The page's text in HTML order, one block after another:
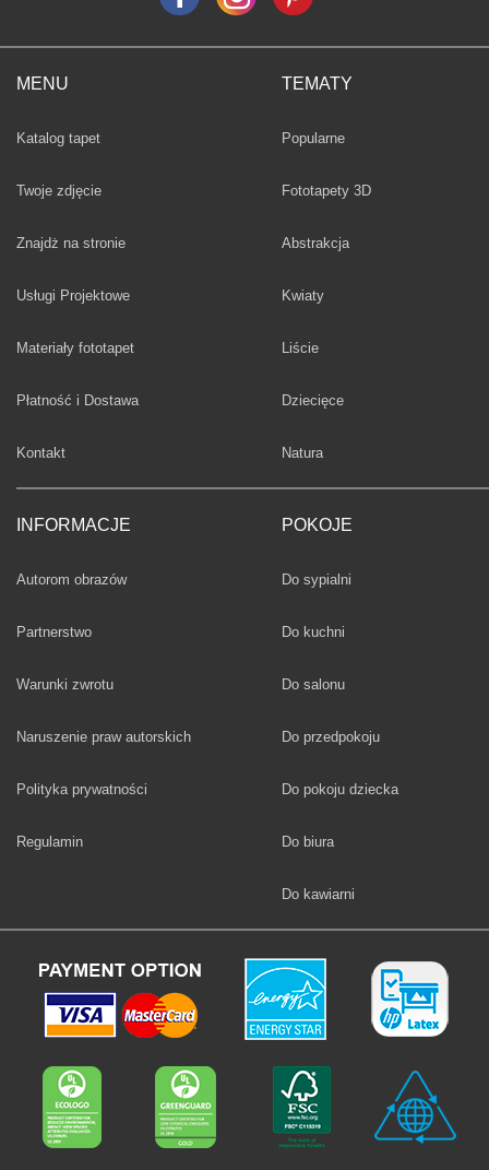
MENU
Katalog tapet
Twoje zdjęcie
Znajdż na stronie
Usługi Projektowe
Materiały fototapet
Płatność i Dostawa
Kontakt
INFORMACJE
Autorom obrazów
Partnerstwo
Warunki zwrotu
Naruszenie praw autorskich
Polityka prywatności
Regulamin
TEMATY
Fototapety
Popularne
Fototapety 3D
Fototapety
Abstrakcja
Fototapety
Kwiaty
Fototapety
Liście
Fototapety
Dziecięce
Fototapety
Natura
POKOJE
Fototapety
Do sypialni
Fototapety
Do kuchni
Fototapety
Do salonu
Fototapety
Do przedpokoju
Fototapety
Do pokoju dziecka
Fototapety
Do biura
Fototapety
Do kawiarni